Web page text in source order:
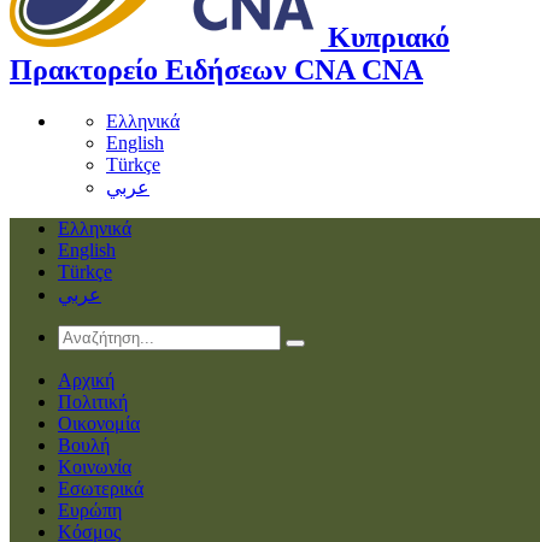
Κυπριακό
Πρακτορείο Ειδήσεων CNA CNA
Ελληνικά
English
Türkçe
عربي
Ελληνικά
English
Türkçe
عربي
Αρχική
Πολιτική
Οικονομία
Βουλή
Κοινωνία
Εσωτερικά
Ευρώπη
Κόσμος